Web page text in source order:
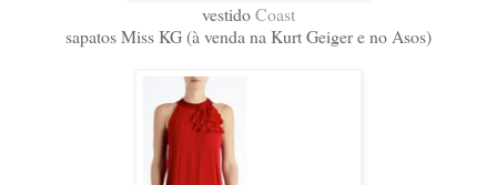
vestidoCoast
sapatos Miss KG (à venda na Kurt Geiger e no Asos)